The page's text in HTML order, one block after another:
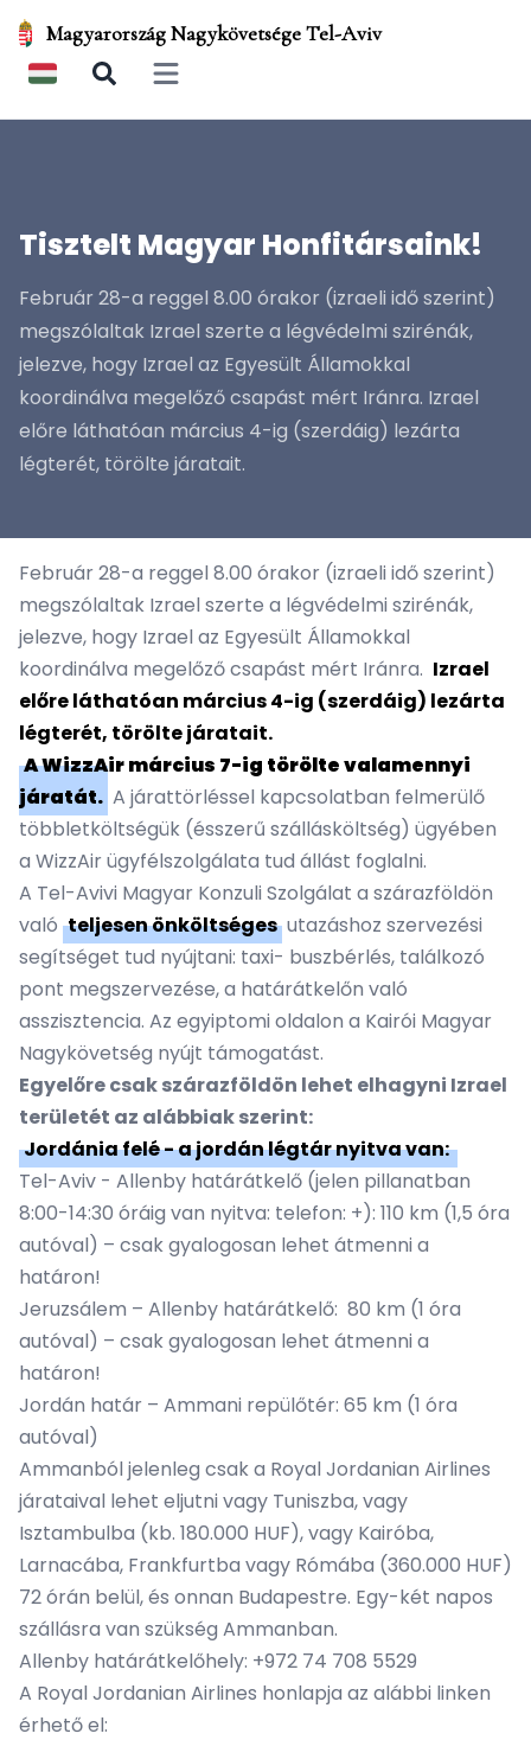
Magyarország Nagykövetsége Tel-Aviv
Open main menu
Tisztelt Magyar Honfitársaink!
Február 28-a reggel 8.00 órakor (izraeli idő szerint)
megszólaltak Izrael szerte a légvédelmi szirénák,
jelezve, hogy Izrael az Egyesült Államokkal
koordinálva megelőző csapást mért Iránra. Izrael
előre láthatóan március 4-ig (szerdáig) lezárta
légterét, törölte járatait.
Február 28-a reggel 8.00 órakor (izraeli idő szerint)
megszólaltak Izrael szerte a légvédelmi szirénák,
jelezve, hogy Izrael az Egyesült Államokkal
koordinálva megelőző csapást mért Iránra. Izrael
előre láthatóan március 4-ig (szerdáig) lezárta
légterét, törölte járatait.
A WizzAir március 7-ig törölte valamennyi
járatát. A járattörléssel kapcsolatban felmerülő
többletköltségük (ésszerű szállásköltség) ügyében
a WizzAir ügyfélszolgálata tud állást foglalni.
A Tel-Avivi Magyar Konzuli Szolgálat a szárazföldön
való teljesen önköltséges utazáshoz szervezési
segítséget tud nyújtani: taxi- buszbérlés, találkozó
pont megszervezése, a határátkelőn való
asszisztencia. Az egyiptomi oldalon a Kairói Magyar
Nagykövetség nyújt támogatást.
Egyelőre csak szárazföldön lehet elhagyni Izrael
területét az alábbiak szerint:
Jordánia felé - a jordán légtár nyitva van:
Tel-Aviv - Allenby határátkelő (jelen pillanatban
8:00-14:30 óráig van nyitva: telefon: +): 110 km (1,5 óra
autóval) – csak gyalogosan lehet átmenni a
határon!
Jeruzsálem – Allenby határátkelő: 80 km (1 óra
autóval) – csak gyalogosan lehet átmenni a
határon!
Jordán határ – Ammani repülőtér: 65 km (1 óra
autóval)
Ammanból jelenleg csak a Royal Jordanian Airlines
járataival lehet eljutni vagy Tuniszba, vagy
Isztambulba (kb. 180.000 HUF), vagy Kairóba,
Larnacába, Frankfurtba vagy Rómába (360.000 HUF)
72 órán belül, és onnan Budapestre. Egy-két napos
szállásra van szükség Ammanban.
Allenby határátkelőhely: +972 74 708 5529
A Royal Jordanian Airlines honlapja az alábbi linken
érhető el: